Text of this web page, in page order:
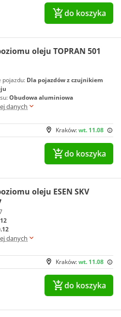
do koszyka
oleju TOPRAN 501
pojazdu: Dla pojazdów z czujnikiem
Obudowa aluminiowa
danych
Kraków:wt. 11.08
do koszyka
oleju ESEN SKV
12
danych
Kraków:wt. 11.08
do koszyka